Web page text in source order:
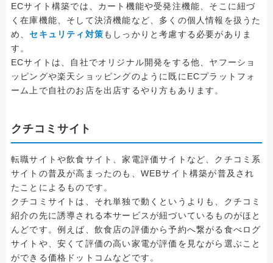
ECサイト構築では、カート機能や受発注機能、そこに紐づ
く在庫機能、そして決済機能など、多くの個人情報を扱うた
め、セキュリティ対策もしっかりと考慮する必要がありま
す。
ECサイトは、自社でオリジナル開発をする他、ヤフーショ
ッピングや楽天ショッピングのように既にECプラットフォ
ーム上で自社のお店を出店するやり方もあります。
クチコミサイト
転職サイトや飲食サイト、家電評価サイトなど、クチコミ系
サイトの普及が高まったのも、WEBサイト構築が普及され
たことによるものです。
クチコミサイトは、それ単独で動くというよりも、クチコミ
紹介の先に誘導される本サービスが紐づいているものがほと
んどです。例えば、飲食店の評価から予約へ繋がる食べログ
サイトや、安くて評価の高い家電が評価を見ながら選ぶこと
ができる価格ドットコムなどです。